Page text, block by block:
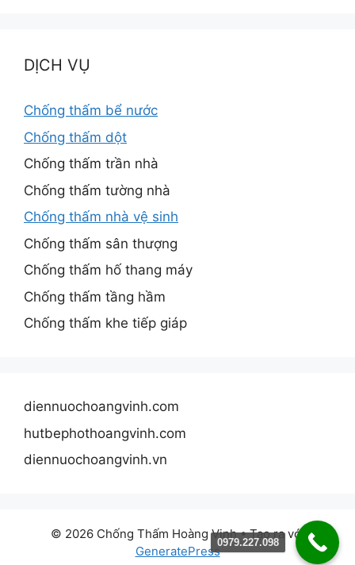
DỊCH VỤ
Chống thấm bể nước
Chống thấm dột
Chống thấm trần nhà
Chống thấm tường nhà
Chống thấm nhà vệ sinh
Chống thấm sân thượng
Chống thấm hố thang máy
Chống thấm tầng hầm
Chống thấm khe tiếp giáp
diennuochoangvinh.com
hutbephothoangvinh.com
diennuochoangvinh.vn
© 2026 Chống Thấm Hoàng Vinh• Tạo ra với
GeneratePress
0979.227.098